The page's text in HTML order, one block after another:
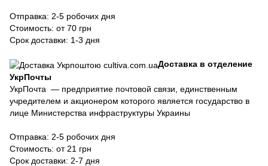
Отправка: 2-5 робочих дня
Стоимость: от 70 грн
Срок доставки: 1-3 дня
Доставка в отделение
УкрПочты
УкрПочта — предприятие почтовой связи, единственным
учредителем и акционером которого является государство в
лице Министерства инфраструктуры Украины
Отправка: 2-5 робочих дня
Стоимость: от 21 грн
Срок доставки: 2-7 дня